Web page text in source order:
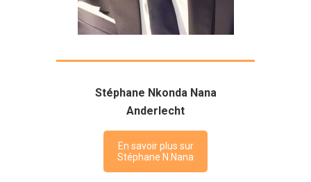
Stéphane Nkonda Nana
Anderlecht
En savoir plus sur
Stéphane N.Nana